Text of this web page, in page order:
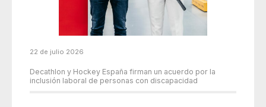
22 de julio 2026
Decathlon y Hockey España firman un acuerdo por la
inclusión laboral de personas con discapacidad